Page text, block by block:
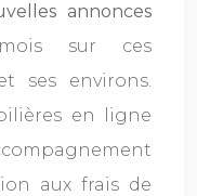
annonces
sur ces
ses environs.
en ligne
aux frais de